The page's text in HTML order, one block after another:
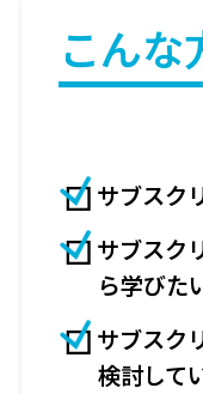
こんな
サブスク
サブスク
ら学びた
サブスク
検討して